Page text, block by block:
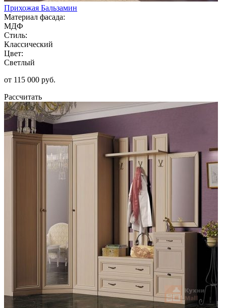
Прихожая Бальзамин
Материал фасада:
МДФ
Стиль:
Классический
Цвет:
Светлый
от 115 000 руб.
Рассчитать